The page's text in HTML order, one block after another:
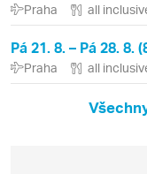
Praha all
Pá 21. 8. – Pá 28. 8.
Praha all